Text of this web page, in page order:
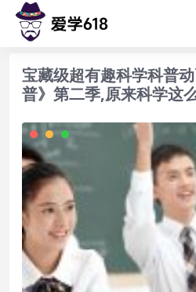
宝藏级超有趣科学科普
普》第二季,原来科学这